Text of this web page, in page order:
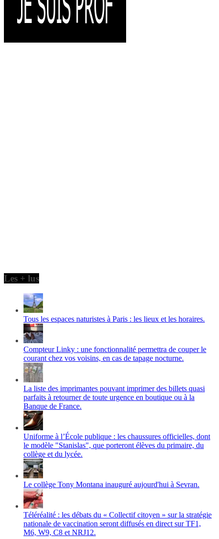
Les + lus
Tous les espaces naturistes à Paris : les lieux et les horaires.
Compteur Linky : une fonctionnalité permettra de couper le
courant chez vos voisins, en cas de tapage nocturne.
La liste des imprimantes pouvant imprimer des billets quasi
parfaits à retourner de toute urgence en boutique ou à la
Banque de France.
Uniforme à l’École publique : les chaussures officielles, dont
le modèle "Stanislas", que porteront élèves du primaire, du
collège et du lycée.
Le collège Tony Montana inauguré aujourd'hui à Sevran.
Téléréalité : les débats du « Collectif citoyen » sur la stratégie
nationale de vaccination seront diffusés en direct sur TF1,
M6, W9, C8 et NRJ12.